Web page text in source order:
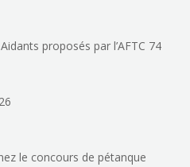
proposés par l’AFTC 74
le concours de pétanque